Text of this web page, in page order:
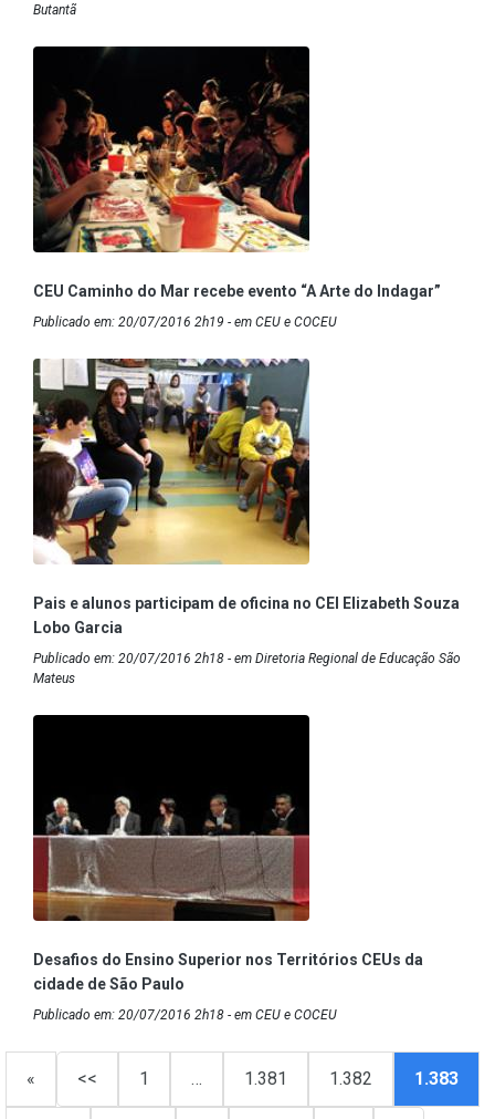
Butantã
CEU Caminho do Mar recebe evento “A Arte do Indagar”
Publicado em: 20/07/2016 2h19 - em CEU e COCEU
Pais e alunos participam de oficina no CEI Elizabeth Souza
Lobo Garcia
Publicado em: 20/07/2016 2h18 - em Diretoria Regional de Educação São
Mateus
Desafios do Ensino Superior nos Territórios CEUs da
cidade de São Paulo
Publicado em: 20/07/2016 2h18 - em CEU e COCEU
« << 1 … 1.381 1.382 1.383